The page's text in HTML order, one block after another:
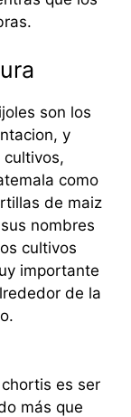
son los
y
como
de maiz
nombres
cultivos
importante
de la
es ser
más que